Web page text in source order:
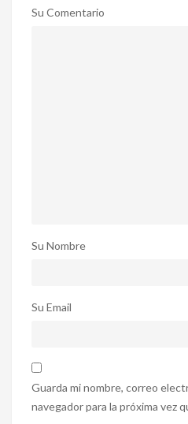
Su Comentario
Su Nombre
Su Email
Guarda mi nombre, correo
navegador para la próxima vez